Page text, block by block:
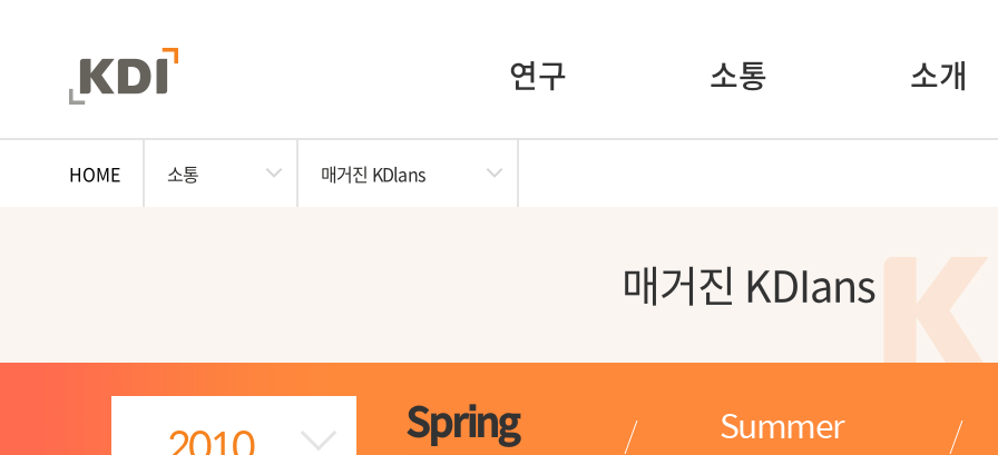
연구 소통 소개
HOME 소통 매거진 KDlans
매거진 KDIans
Spring Summer